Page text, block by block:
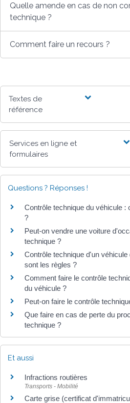
Quelle amende en cas de non
technique ?
Comment faire un recours ?
Textes de
référence
Services en ligne et
formulaires
Questions ? Réponses !
Contrôle technique du véhicule :
?
Peut-on vendre une voiture
technique ?
Contrôle technique d'un
sont les règles ?
Comment faire le contrôle
du véhicule ?
Peut-on faire le contrôle
Que faire en cas de perte du
technique ?
Et aussi
Infractions routières
Transports - Mobilité
Carte grise (certificat